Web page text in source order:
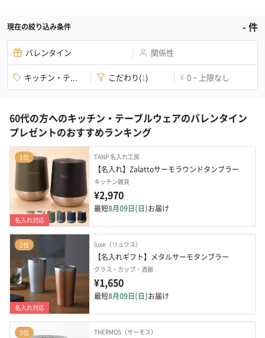
現在の絞り込み条件 -件
バレンタイン 関係性
キッチン・テ... こだわり(1) ¥ 0 ~ 上限なし
60代の方へのキッチン・テーブルウェアのバレンタイン
プレゼントのおすすめランキング
1位
名入れ対応
TANP 名入れ工房
【名入れ】Zalattoサーモラウンドタンブラー
キッチン雑貨
¥2,970
最短8月09日(日)お届け
2位
名入れ対応
luxe（リュクス）
【名入れギフト】メタルサーモタンブラー
グラス・カップ・酒器
¥1,650
最短8月09日(日)お届け
3位 THERMOS（サーモス）